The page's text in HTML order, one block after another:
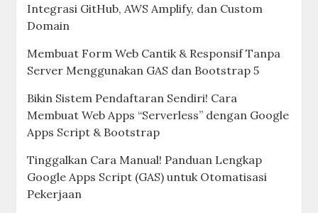
Integrasi GitHub, AWS Amplify, dan Custom
Domain
Membuat Form Web Cantik & Responsif Tanpa
Server Menggunakan GAS dan Bootstrap 5
Bikin Sistem Pendaftaran Sendiri! Cara
Membuat Web Apps “Serverless” dengan Google
Apps Script & Bootstrap
Tinggalkan Cara Manual! Panduan Lengkap
Google Apps Script (GAS) untuk Otomatisasi
Pekerjaan